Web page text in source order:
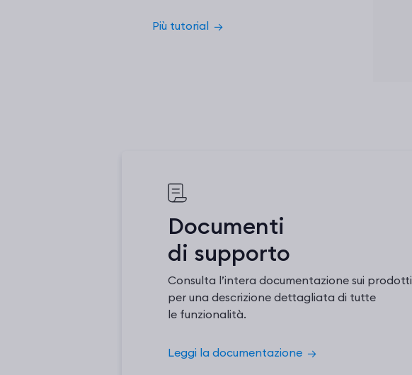
Più tutorial →
Documenti
di supporto
Consulta l’intera documentazione sui prodotti
per una descrizione dettagliata di tutte
le funzionalità.
Leggi la documentazione →